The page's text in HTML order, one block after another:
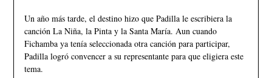
Un año más tarde, el destino hizo que Padilla le escribiera la
canción La Niña, la Pinta y la Santa María. Aun cuando
Fichamba ya tenía seleccionada otra canción para participar,
Padilla logró convencer a su representante para que eligiera este
tema.